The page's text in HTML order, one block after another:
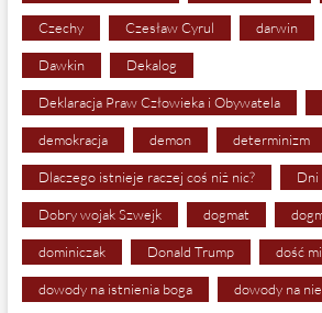
Czechy Czesław Cyrul darwin
Dawkin Dekalog
Deklaracja Praw Człowieka i Obywatela
demokracja demon determinizm
Dlaczego istnieje raczej coś niż nic? Dni
Dobry wojak Szwejk dogmat
dominiczak Donald Trump dość
dowody na istnienia boga dowody na